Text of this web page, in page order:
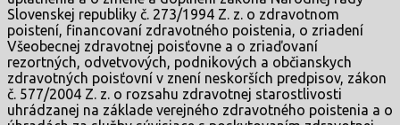
Slovenskej republiky č. 273/1994 Z. z. o zdravotnom
poistení, financovaní zdravotného poistenia, o zriadení
Všeobecnej zdravotnej poisťovne a o zriaďovaní
rezortných, odvetvových, podnikových a občianskych
zdravotných poisťovní v znení neskorších predpisov, zákon
č. 577/2004 Z. z. o rozsahu zdravotnej starostlivosti
uhrádzanej na základe verejného zdravotného poistenia a o